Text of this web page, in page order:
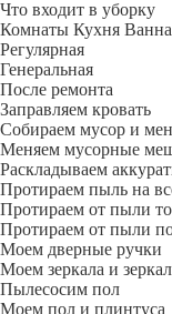
Что входит в уборку
Регу­лярная
Гене­ральная
После ремонта
Заправляем кровать
Собираем мусор и
Меняем мусорные
Раскладываем
Протираем пыль на
Протираем от пыли
Протираем от пыли
Моем дверные ручки
Моем зеркала и
Пылесосим пол
Моем пол и плинтуса